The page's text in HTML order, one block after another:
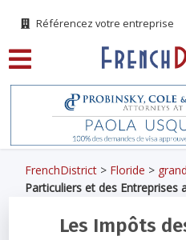
Référencez votre entreprise
FrenchDistrict > Floride >
Particuliers et des Entreprises
Les Impôts